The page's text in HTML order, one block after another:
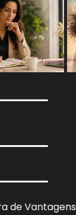
de Vantagens